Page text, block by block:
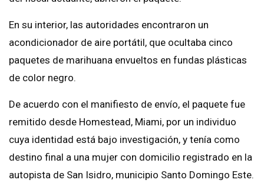
En su interior, las autoridades encontraron un
acondicionador de aire portátil, que ocultaba cinco
paquetes de marihuana envueltos en fundas plásticas
de color negro.
De acuerdo con el manifiesto de envío, el paquete fue
remitido desde Homestead, Miami, por un individuo
cuya identidad está bajo investigación, y tenía como
destino final a una mujer con domicilio registrado en la
autopista de San Isidro, municipio Santo Domingo Este.